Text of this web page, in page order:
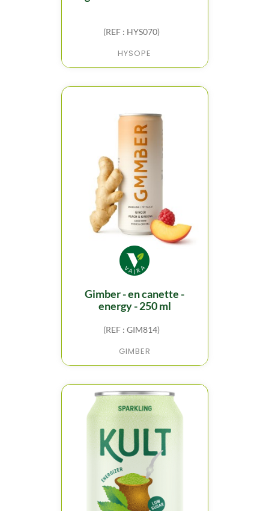
(REF : HYS070)
HYSOPE
gimber - en canette -
energy - 250 ml
(REF : GIM814)
GIMBER